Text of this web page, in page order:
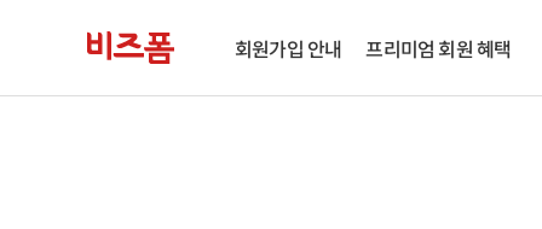
회원가입 안내 프리미엄 회원 혜택